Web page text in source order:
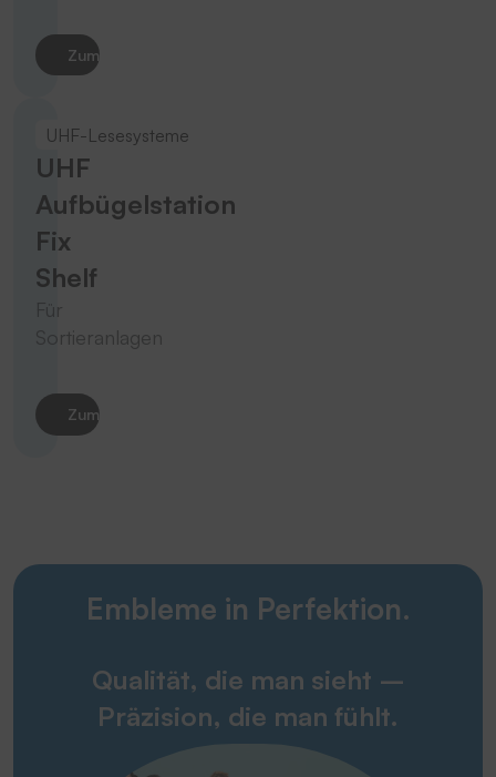
Zum Produkt
UHF-Lesesysteme
UHF
Aufbügelstation
Fix
Shelf
Für
Sortieranlagen
Zum Produkt
Embleme in Perfektion.
Qualität, die man sieht –
Präzision, die man fühlt.